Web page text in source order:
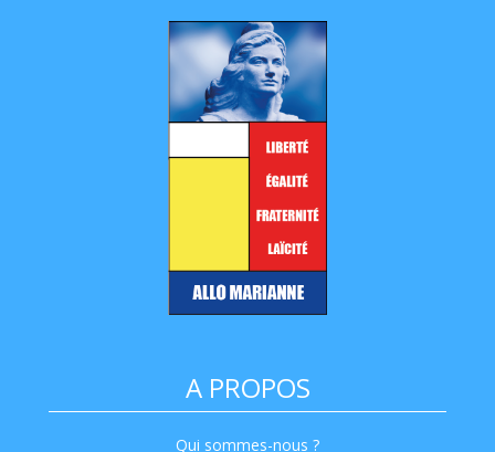
A PROPOS
Qui sommes-nous ?